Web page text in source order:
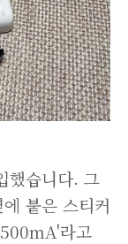
했습니다. 그
붙은 스티커
라고